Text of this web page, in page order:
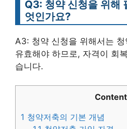
Q3: 청약 신청을 위해
엇인가요?
A3: 청약 신청을 위해서는
유효해야 하므로, 자격이 회
습니다.
1 청약저축의 기본 개념